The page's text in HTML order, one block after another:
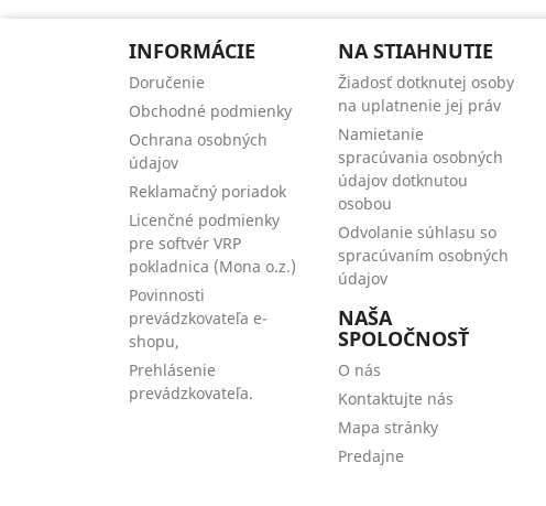
INFORMÁCIE
Doručenie
Obchodné podmienky
Ochrana osobných
údajov
Reklamačný poriadok
Licenčné podmienky
pre softvér VRP
pokladnica (Mona o.z.)
Povinnosti
prevádzkovateľa e-
shopu,
Prehlásenie
prevádzkovateľa.
NA STIAHNUTIE
Žiadosť dotknutej osoby
na uplatnenie jej práv
Namietanie
spracúvania osobných
údajov dotknutou
osobou
Odvolanie súhlasu so
spracúvaním osobných
údajov
NAŠA
SPOLOČNOSŤ
O nás
Kontaktujte nás
Mapa stránky
Predajne